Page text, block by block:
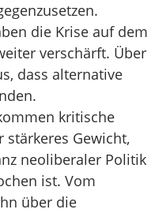
die Krise auf dem
verschärft. Über
dass alternative
kritische
Gewicht,
neoliberaler Politik
ist. Vom
über die